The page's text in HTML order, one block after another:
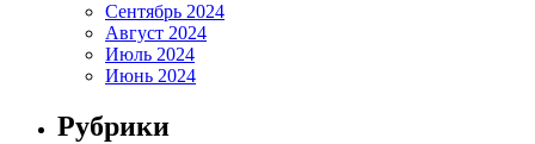
Сентябрь 2024
Август 2024
Июль 2024
Июнь 2024
Рубрики